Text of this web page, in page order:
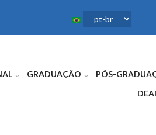
GRADUAÇÃO PÓS-